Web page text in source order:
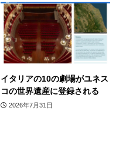
イタリアの10の劇場がユネス
コの世界遺産に登録される
2026年7月31日